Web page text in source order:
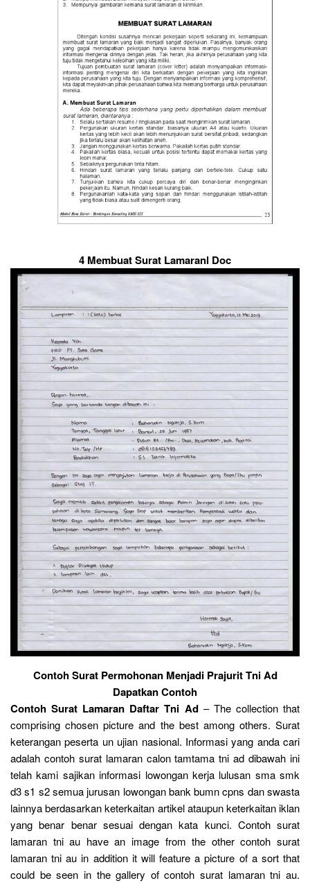
4 Membuat Surat Lamaranl Doc
Contoh Surat Permohonan Menjadi Prajurit Tni Ad
Dapatkan Contoh
Contoh Surat Lamaran Daftar Tni Ad– The collection that
comprising chosen picture and the best among others. Surat
keterangan peserta un ujian nasional. Informasi yang anda cari
adalah contoh surat lamaran calon tamtama tni ad dibawah ini
telah kami sajikan informasi lowongan kerja lulusan sma smk
d3 s1 s2 semua jurusan lowongan bank bumn cpns dan swasta
lainnya berdasarkan keterkaitan artikel ataupun keterkaitan iklan
yang benar benar sesuai dengan kata kunci. Contoh surat
lamaran tni au have an image from the other contoh surat
lamaran tni au in addition it will feature a picture of a sort that
could be seen in the gallery of contoh surat lamaran tni au.